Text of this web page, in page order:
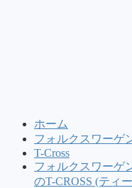
ホーム
フォルクスワーゲ
T-Cross
フォルクスワーゲ
のT-CROSS (ティ